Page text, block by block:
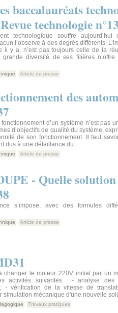
baccalauréats
technologie
technologique souffre
l’observe à des degrés différents.
il y a, n’est pas toujours celle de la
diversité de ses filières
Article de presse
des
d’un système n’est pas
d’objectifs de qualité du système,
de son fonctionnement. Il faut
dus à une défaillance du...
Article de presse
- Quelle
s’impose, avec des formules
Article de presse
changer le moteur 220V initial par un
activités suivantes : - analyse des
; - vérification de la vitesse de
simulation mécanique d'une nouvelle
Travaux pratiques